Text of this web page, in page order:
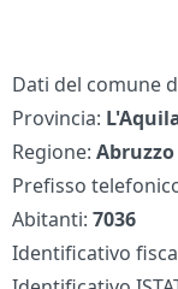
Dati del comune
Provincia:
Regione:Abruzzo
Prefisso
Abitanti:7036
Identificativo